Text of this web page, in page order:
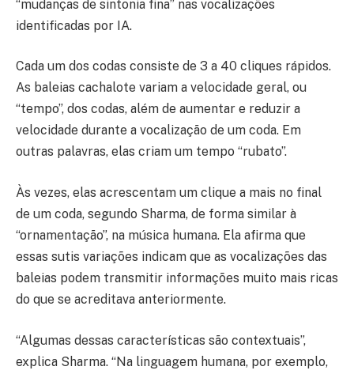
“mudanças de sintonia fina” nas vocalizações
identificadas por IA.
Cada um dos codas consiste de 3 a 40 cliques rápidos.
As baleias cachalote variam a velocidade geral, ou
“tempo”, dos codas, além de aumentar e reduzir a
velocidade durante a vocalização de um coda. Em
outras palavras, elas criam um tempo “rubato”.
Às vezes, elas acrescentam um clique a mais no final
de um coda, segundo Sharma, de forma similar à
“ornamentação”, na música humana. Ela afirma que
essas sutis variações indicam que as vocalizações das
baleias podem transmitir informações muito mais ricas
do que se acreditava anteriormente.
“Algumas dessas características são contextuais”,
explica Sharma. “Na linguagem humana, por exemplo,